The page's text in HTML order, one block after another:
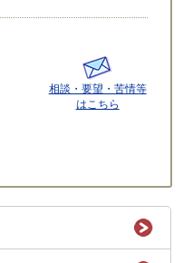
相談・要望・苦情等
はこちら